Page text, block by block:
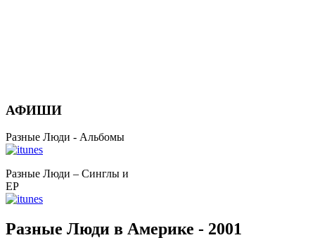
АФИШИ
Разные Люди - Альбомы
Разные Люди – Синглы и
EP
Разные Люди в Америке - 2001